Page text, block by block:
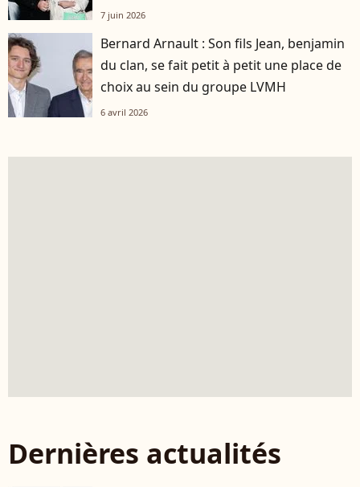
7 juin 2026
Bernard Arnault : Son fils Jean, benjamin
du clan, se fait petit à petit une place de
choix au sein du groupe LVMH
6 avril 2026
Dernières actualités